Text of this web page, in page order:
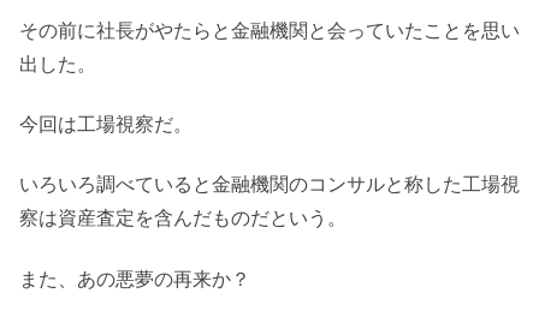
その前に社長がやたらと金融機関と会っていたことを思い
出した。
今回は工場視察だ。
いろいろ調べていると金融機関のコンサルと称した工場視
察は資産査定を含んだものだという。
また、あの悪夢の再来か？